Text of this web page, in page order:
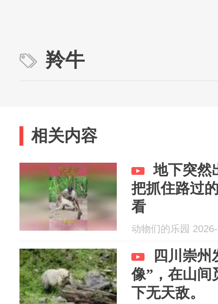
羚牛
相关内容
地下突然
把抓住路过
看
动物们的乐园
四川崇州
像”，在山间
下无天敌。